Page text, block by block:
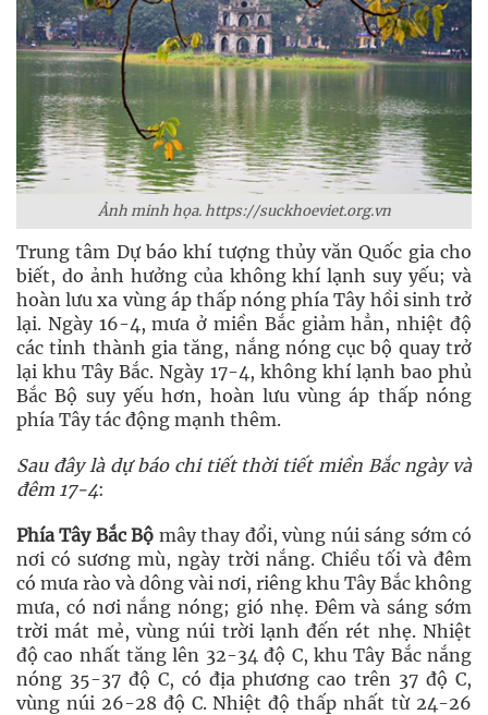
Ảnh minh họa. https://suckhoeviet.org.vn
Trung tâm Dự báo khí tượng thủy văn Quốc gia cho
biết, do ảnh hưởng của không khí lạnh suy yếu; và
hoàn lưu xa vùng áp thấp nóng phía Tây hồi sinh trở
lại. Ngày 16-4, mưa ở miền Bắc giảm hẳn, nhiệt độ
các tỉnh thành gia tăng, nắng nóng cục bộ quay trở
lại khu Tây Bắc. Ngày 17-4, không khí lạnh bao phủ
Bắc Bộ suy yếu hơn, hoàn lưu vùng áp thấp nóng
phía Tây tác động mạnh thêm.
Sau đây là dự báo chi tiết thời tiết miền Bắc ngày và
đêm 17-4:
Phía Tây Bắc Bộ mây thay đổi, vùng núi sáng sớm có
nơi có sương mù, ngày trời nắng. Chiều tối và đêm
có mưa rào và dông vài nơi, riêng khu Tây Bắc không
mưa, có nơi nắng nóng; gió nhẹ. Đêm và sáng sớm
trời mát mẻ, vùng núi trời lạnh đến rét nhẹ. Nhiệt
độ cao nhất tăng lên 32-34 độ C, khu Tây Bắc nắng
nóng 35-37 độ C, có địa phương cao trên 37 độ C,
vùng núi 26-28 độ C. Nhiệt độ thấp nhất từ 24-26